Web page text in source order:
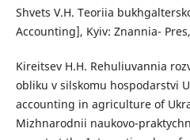
Shvets V.H. Teoriia
Accounting], Kyiv: Znannia-
Kireitsev H.H. Rehuliuvannia
obliku v silskomu hospodarstvi
accounting in agriculture of
Mizhnarodnii naukovo-